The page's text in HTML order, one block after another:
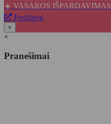
☀️ VASAROS IŠPARDAVIMAS
Peržiūrėti
×
×
Pranešimai